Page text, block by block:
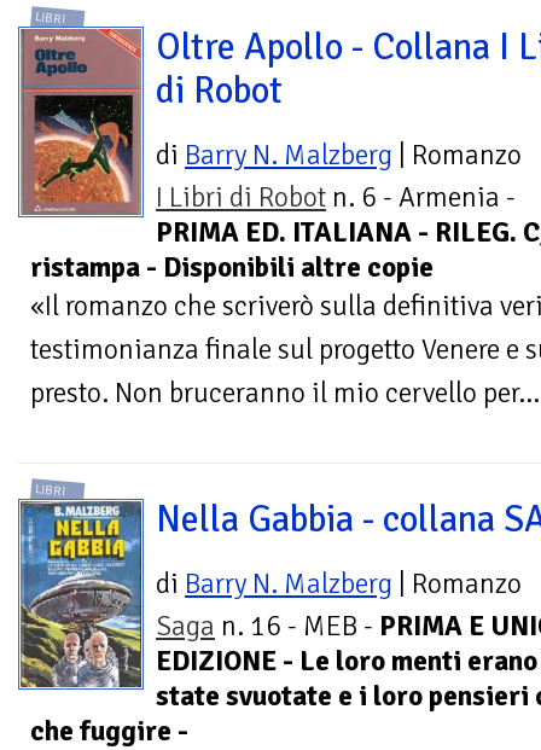
LIBRI
Oltre Apollo - Collana I
di Robot
di Barry N. Malzberg | Romanzo
I Libri di Robot n. 6 - Armenia -
PRIMA ED. ITALIANA - RILEG.
ristampa - Disponibili altre copie
«Il romanzo che scriverò sulla definitiva
testimonianza finale sul progetto Venere e
presto. Non bruceranno il mio cervello per...
LIBRI
Nella Gabbia - collana
di Barry N. Malzberg | Romanzo
Saga n. 16 - MEB - PRIMA E
EDIZIONE - Le loro menti erano
state svuotate e i loro pensieri
che fuggire -